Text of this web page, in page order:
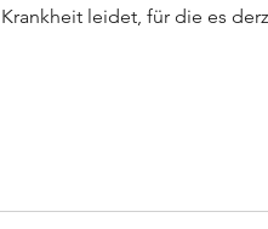
Krankheit leidet, für die es